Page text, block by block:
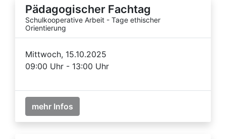
Pädagogischer Fachtag
Schulkooperative Arbeit - Tage ethischer
Orientierung
Mittwoch, 15.10.2025
09:00 Uhr - 13:00 Uhr
mehr Infos